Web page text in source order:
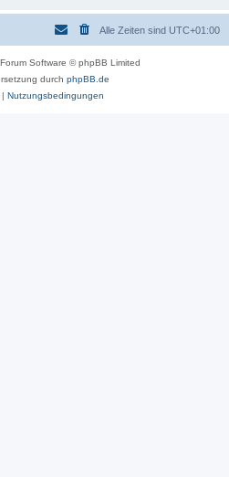
Alle Zeiten sind UTC+01:00
Software © phpBB Limited
durch phpBB.de
Nutzungsbedingungen